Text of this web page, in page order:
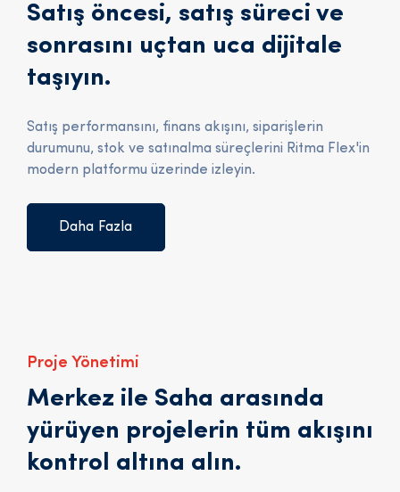
Satış öncesi, satış süreci ve
sonrasını uçtan uca dijitale
taşıyın.
Satış performansını, finans akışını, siparişlerin
durumunu, stok ve satınalma süreçlerini Ritma Flex'in
modern platformu üzerinde izleyin.
Daha Fazla
Proje Yönetimi
Merkez ile Saha arasında
yürüyen projelerin tüm akışını
kontrol altına alın.